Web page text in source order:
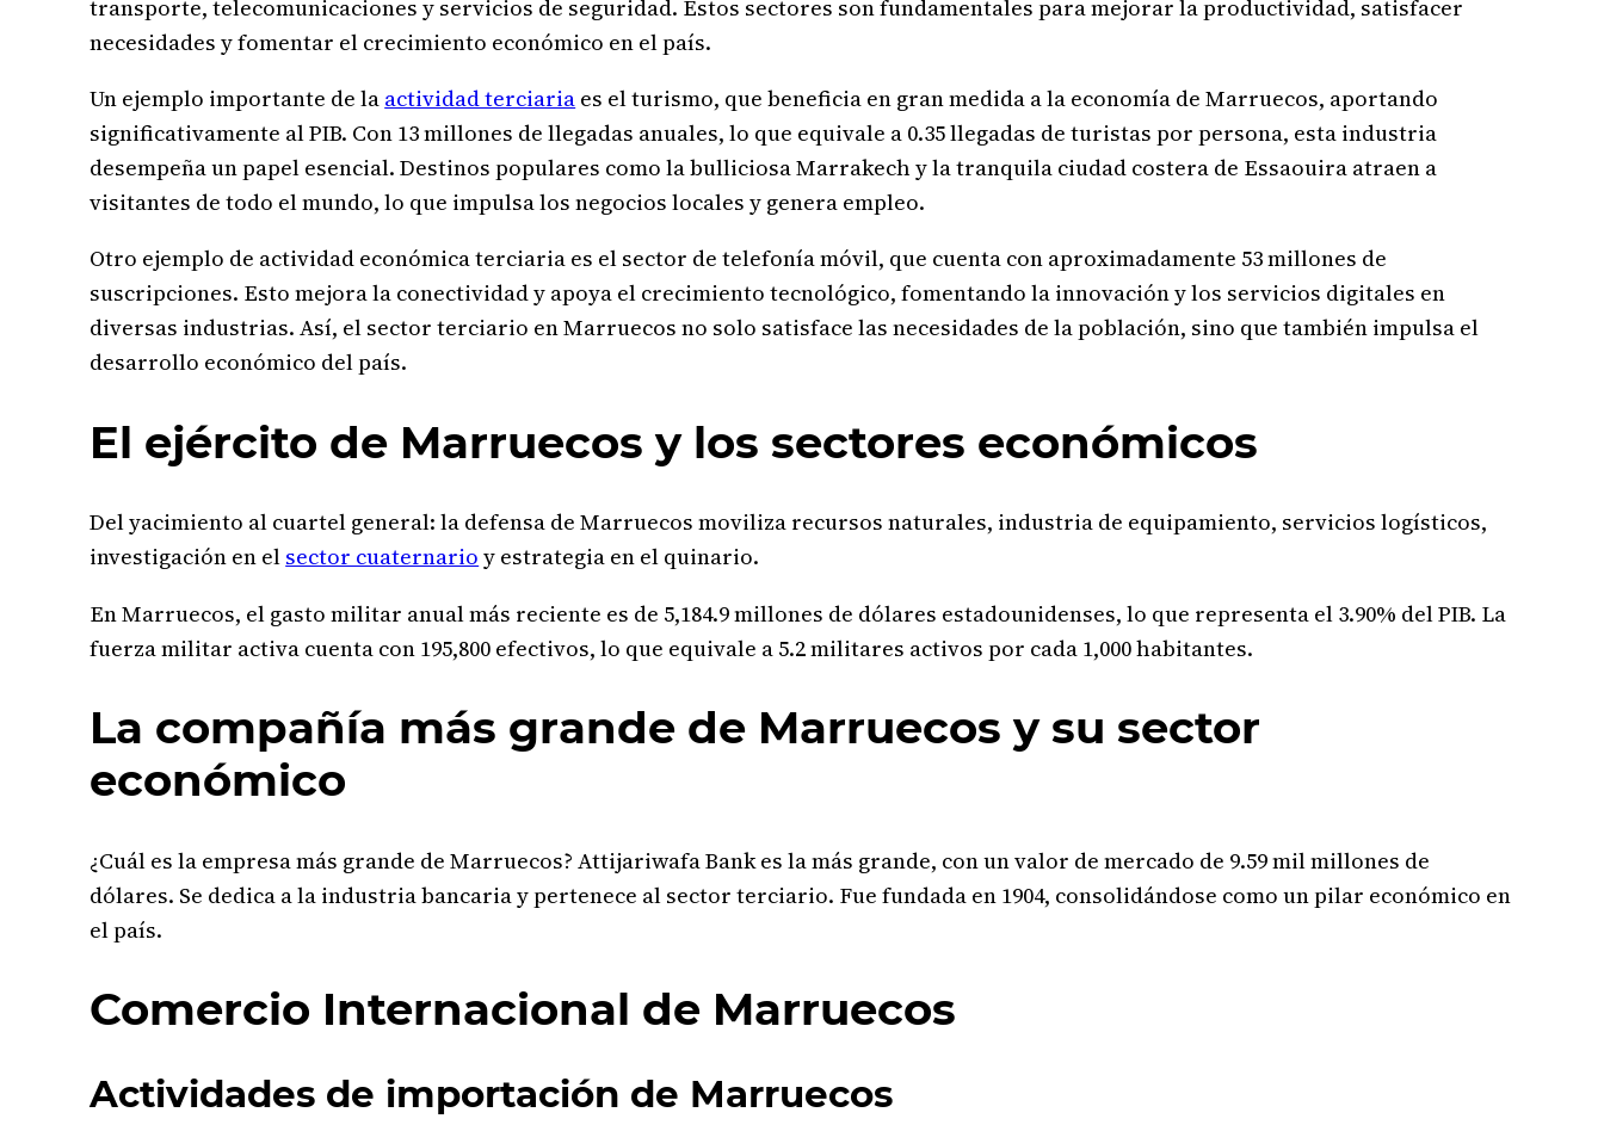
transporte, telecomunicaciones y servicios de seguridad. Estos sectores son fundamentales para mejorar la productividad, satisfacer
necesidades y fomentar el crecimiento económico en el país.
Un ejemplo importante de la actividad terciaria es el turismo, que beneficia en gran medida a la economía de Marruecos, aportando
significativamente al PIB. Con 13 millones de llegadas anuales, lo que equivale a 0.35 llegadas de turistas por persona, esta industria
desempeña un papel esencial. Destinos populares como la bulliciosa Marrakech y la tranquila ciudad costera de Essaouira atraen a
visitantes de todo el mundo, lo que impulsa los negocios locales y genera empleo.
Otro ejemplo de actividad económica terciaria es el sector de telefonía móvil, que cuenta con aproximadamente 53 millones de
suscripciones. Esto mejora la conectividad y apoya el crecimiento tecnológico, fomentando la innovación y los servicios digitales en
diversas industrias. Así, el sector terciario en Marruecos no solo satisface las necesidades de la población, sino que también impulsa el
desarrollo económico del país.
El ejército de Marruecos y los sectores económicos
Del yacimiento al cuartel general: la defensa de Marruecos moviliza recursos naturales, industria de equipamiento, servicios logísticos,
investigación en el sector cuaternario y estrategia en el quinario.
En Marruecos, el gasto militar anual más reciente es de 5,184.9 millones de dólares estadounidenses, lo que representa el 3.90% del PIB. La
fuerza militar activa cuenta con 195,800 efectivos, lo que equivale a 5.2 militares activos por cada 1,000 habitantes.
La compañía más grande de Marruecos y su sector
económico
¿Cuál es la empresa más grande de Marruecos? Attijariwafa Bank es la más grande, con un valor de mercado de 9.59 mil millones de
dólares. Se dedica a la industria bancaria y pertenece al sector terciario. Fue fundada en 1904, consolidándose como un pilar económico en
el país.
Comercio Internacional de Marruecos
Actividades de importación de Marruecos